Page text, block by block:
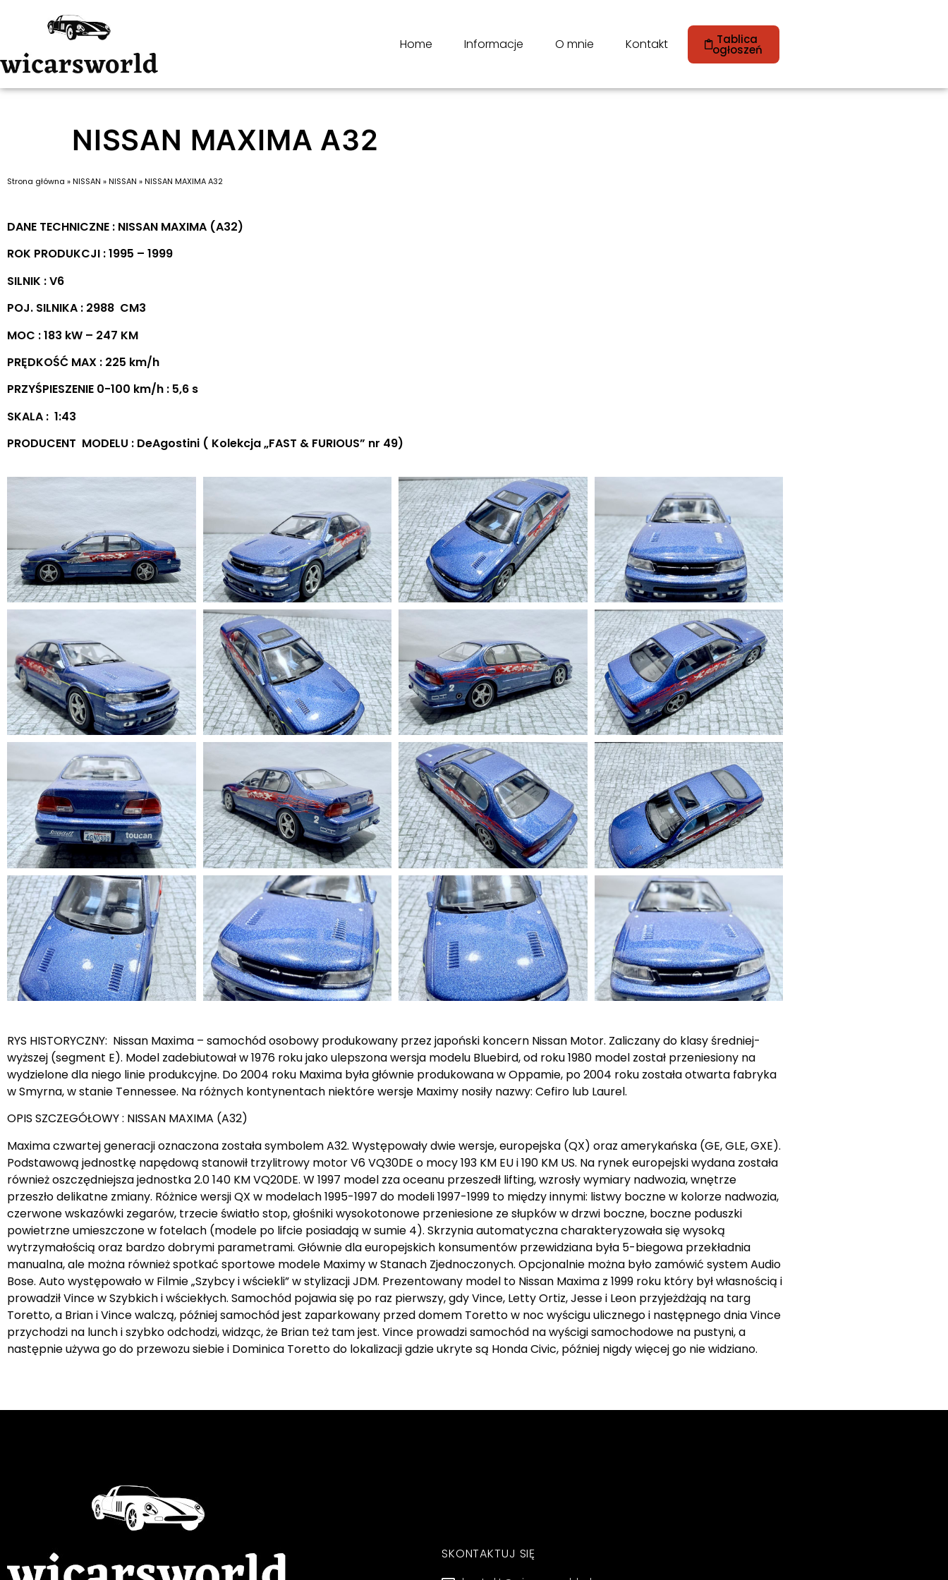
Home Informacje O mnie Kontakt Tablica
ogłoszeń
NISSAN MAXIMA A32
Strona główna »NISSAN »NISSAN »NISSAN MAXIMA A32
DANE TECHNICZNE : NISSAN MAXIMA (A32)
ROK PRODUKCJI : 1995 – 1999
SILNIK : V6
POJ. SILNIKA : 2988 CM3
MOC : 183 kW – 247 KM
PRĘDKOŚĆ MAX : 225 km/h
PRZYŚPIESZENIE 0-100 km/h : 5,6 s
SKALA : 1:43
PRODUCENT MODELU : DeAgostini ( Kolekcja „FAST & FURIOUS” nr 49)
RYS HISTORYCZNY: Nissan Maxima – samochód osobowy produkowany przez japoński koncern Nissan Motor. Zaliczany do klasy średniej-
wyższej (segment E). Model zadebiutował w 1976 roku jako ulepszona wersja modelu Bluebird, od roku 1980 model został przeniesiony na
wydzielone dla niego linie produkcyjne. Do 2004 roku Maxima była głównie produkowana w Oppamie, po 2004 roku została otwarta fabryka
w Smyrna, w stanie Tennessee. Na różnych kontynentach niektóre wersje Maximy nosiły nazwy: Cefiro lub Laurel.
OPIS SZCZEGÓŁOWY : NISSAN MAXIMA (A32)
Maxima czwartej generacji oznaczona została symbolem A32. Występowały dwie wersje, europejska (QX) oraz amerykańska (GE, GLE, GXE).
Podstawową jednostkę napędową stanowił trzylitrowy motor V6 VQ30DE o mocy 193 KM EU i 190 KM US. Na rynek europejski wydana została
również oszczędniejsza jednostka 2.0 140 KM VQ20DE. W 1997 model zza oceanu przeszedł lifting, wzrosły wymiary nadwozia, wnętrze
przeszło delikatne zmiany. Różnice wersji QX w modelach 1995-1997 do modeli 1997-1999 to między innymi: listwy boczne w kolorze nadwozia,
czerwone wskazówki zegarów, trzecie światło stop, głośniki wysokotonowe przeniesione ze słupków w drzwi boczne, boczne poduszki
powietrzne umieszczone w fotelach (modele po lifcie posiadają w sumie 4). Skrzynia automatyczna charakteryzowała się wysoką
wytrzymałością oraz bardzo dobrymi parametrami. Głównie dla europejskich konsumentów przewidziana była 5-biegowa przekładnia
manualna, ale można również spotkać sportowe modele Maximy w Stanach Zjednoczonych. Opcjonalnie można było zamówić system Audio
Bose. Auto występowało w Filmie „Szybcy i wściekli” w stylizacji JDM. Prezentowany model to Nissan Maxima z 1999 roku który był własnością i
prowadził Vince w Szybkich i wściekłych. Samochód pojawia się po raz pierwszy, gdy Vince, Letty Ortiz, Jesse i Leon przyjeżdżają na targ
Toretto, a Brian i Vince walczą, później samochód jest zaparkowany przed domem Toretto w noc wyścigu ulicznego i następnego dnia Vince
przychodzi na lunch i szybko odchodzi, widząc, że Brian też tam jest. Vince prowadzi samochód na wyścigi samochodowe na pustyni, a
następnie używa go do przewozu siebie i Dominica Toretto do lokalizacji gdzie ukryte są Honda Civic, później nigdy więcej go nie widziano.
SKONTAKTUJ SIĘ